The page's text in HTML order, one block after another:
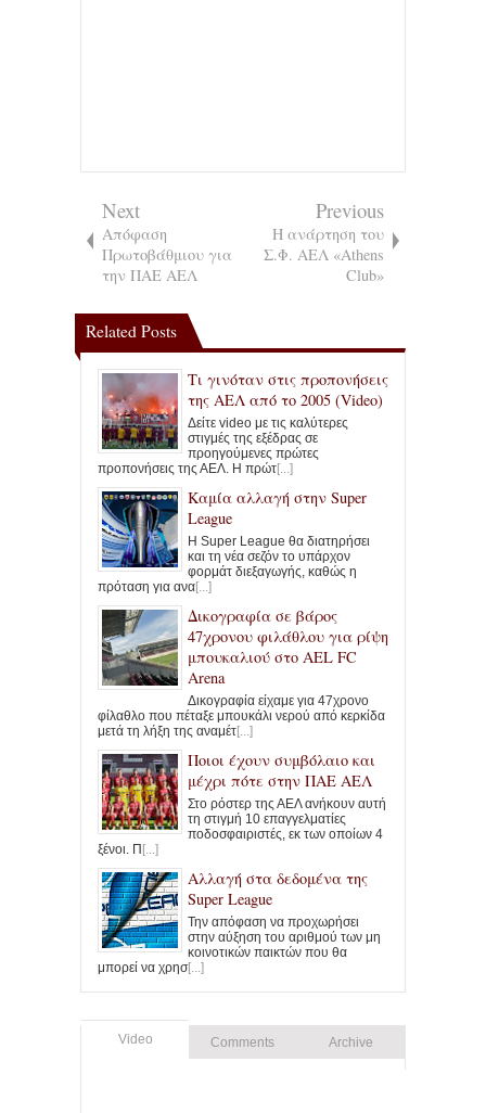
Next
Απόφαση
Πρωτοβάθμιου για
την ΠΑΕ ΑΕΛ
Previous
Η ανάρτηση του
Σ.Φ. ΑΕΛ «Athens
Club»
Related Posts
Τι γινόταν στις προπονήσεις
της ΑΕΛ από το 2005 (Video)
Δείτε video με τις καλύτερες
στιγμές της εξέδρας σε
προηγούμενες πρώτες
προπονήσεις της ΑΕΛ. Η πρώτ[...]
Καμία αλλαγή στην Super
League
Η Super League θα διατηρήσει
και τη νέα σεζόν το υπάρχον
φορμάτ διεξαγωγής, καθώς η
πρόταση για ανα[...]
Δικογραφία σε βάρος
47χρονου φιλάθλου για ρίψη
μπουκαλιού στο AEL FC
Arena
Δικογραφία είχαμε για 47χρονο
φίλαθλο που πέταξε μπουκάλι νερού από κερκίδα
μετά τη λήξη της αναμέτ[...]
Ποιοι έχουν συμβόλαιο και
μέχρι πότε στην ΠΑΕ ΑΕΛ
Στο ρόστερ της ΑΕΛ ανήκουν αυτή
τη στιγμή 10 επαγγελματίες
ποδοσφαιριστές, εκ των οποίων 4
ξένοι. Π[...]
Αλλαγή στα δεδομένα της
Super League
Την απόφαση να προχωρήσει
στην αύξηση του αριθμού των μη
κοινοτικών παικτών που θα
μπορεί να χρησ[...]
Video Comments Archive